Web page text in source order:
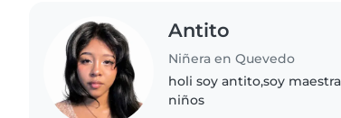
Antito
Niñera en Quevedo
holi soy antito,soy
niños